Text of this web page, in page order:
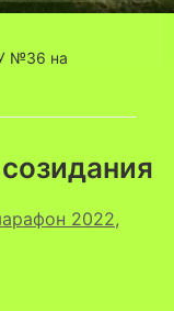
№36 на
2022,